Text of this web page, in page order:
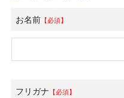
お名前 【必須】
フリガナ 【必須】